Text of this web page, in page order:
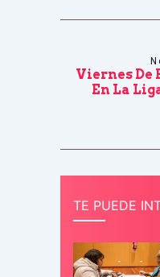
Viernes De
En La
TE PUEDE